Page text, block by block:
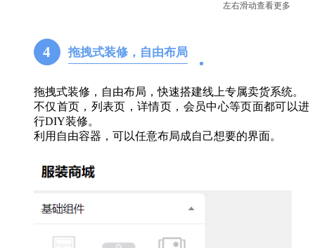
左右滑动查看更多
4 拖拽式装修，自由布局
拖拽式装修，自由布局，快速搭建线上专属卖货系统。
不仅首页，列表页，详情页，会员中心等页面都可以进
行DIY装修。
利用自由容器，可以任意布局成自己想要的界面。